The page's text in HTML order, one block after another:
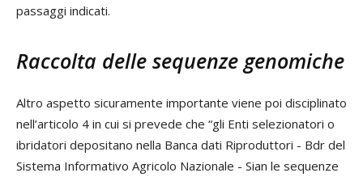
passaggi indicati.
Raccolta delle sequenze genomiche
Altro aspetto sicuramente importante viene poi disciplinato
nell’articolo 4 in cui si prevede che “gli Enti selezionatori o
ibridatori depositano nella Banca dati Riproduttori - Bdr del
Sistema Informativo Agricolo Nazionale - Sian le sequenze